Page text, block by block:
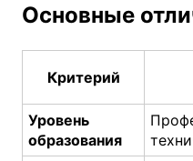
Основные
Критерий
Уровень
образования